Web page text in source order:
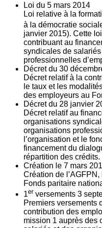
Loi du 5 mars 2014
Loi relative à la
à la démocratie
janvier 2015). Cette
contribuant au
syndicales de
professionnelles
Décret du 30
Décret relatif à la
le taux et les
des employeurs au
Décret du 28 janvier
Décret relatif au
organisations
organisations
l’organisation et le
financement du
répartition des crédits.
Création le 7 mars
Création de
Fonds paritaire
1er versements 3
Premiers versements
contribution des
mission 1 auprès des